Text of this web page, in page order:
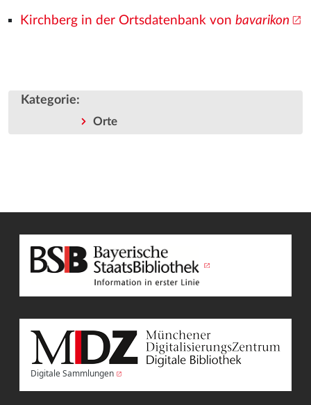
Kirchberg in der Ortsdatenbank von bavarikon
Kategorie:
Orte
Digitale Sammlungen